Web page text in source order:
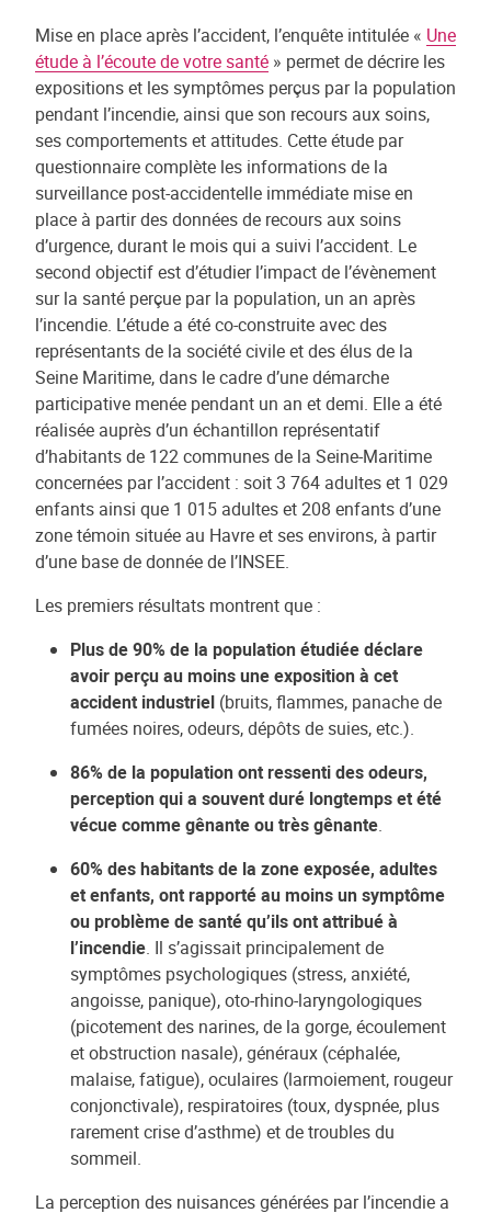
Mise en place après l’accident, l’enquête intitulée « Une
étude à l’écoute de votre santé » permet de décrire les
expositions et les symptômes perçus par la population
pendant l’incendie, ainsi que son recours aux soins,
ses comportements et attitudes. Cette étude par
questionnaire complète les informations de la
surveillance post-accidentelle immédiate mise en
place à partir des données de recours aux soins
d’urgence, durant le mois qui a suivi l’accident. Le
second objectif est d’étudier l’impact de l’évènement
sur la santé perçue par la population, un an après
l’incendie. L’étude a été co-construite avec des
représentants de la société civile et des élus de la
Seine Maritime, dans le cadre d’une démarche
participative menée pendant un an et demi. Elle a été
réalisée auprès d’un échantillon représentatif
d’habitants de 122 communes de la Seine-Maritime
concernées par l’accident : soit 3 764 adultes et 1 029
enfants ainsi que 1 015 adultes et 208 enfants d’une
zone témoin située au Havre et ses environs, à partir
d’une base de donnée de l’INSEE.
Les premiers résultats montrent que :
Plus de 90% de la population étudiée déclare
avoir perçu au moins une exposition à cet
accident industriel (bruits, flammes, panache de
fumées noires, odeurs, dépôts de suies, etc.).
86% de la population ont ressenti des odeurs,
perception qui a souvent duré longtemps et été
vécue comme gênante ou très gênante.
60% des habitants de la zone exposée, adultes
et enfants, ont rapporté au moins un symptôme
ou problème de santé qu’ils ont attribué à
l’incendie. Il s’agissait principalement de
symptômes psychologiques (stress, anxiété,
angoisse, panique), oto-rhino-laryngologiques
(picotement des narines, de la gorge, écoulement
et obstruction nasale), généraux (céphalée,
malaise, fatigue), oculaires (larmoiement, rougeur
conjonctivale), respiratoires (toux, dyspnée, plus
rarement crise d’asthme) et de troubles du
sommeil.
La perception des nuisances générées par l’incendie a